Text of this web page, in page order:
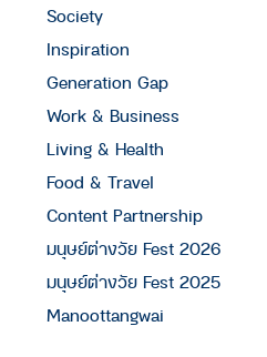
Society
Inspiration
Generation Gap
Work & Business
Living & Health
Food & Travel
Content Partnership
มนุษย์ต่างวัย Fest 2026
มนุษย์ต่างวัย Fest 2025
Manoottangwai